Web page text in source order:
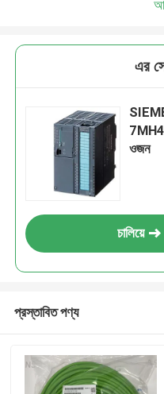
এর
ওজন
চালিয়ে
প্রস্তাবিত পণ্য